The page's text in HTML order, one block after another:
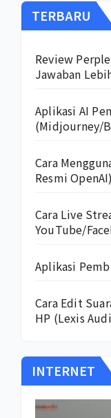
TERBARU
Review
Jawaban
Aplikasi AI
(Midjourney/
Cara
Resmi OpenAI)
Cara Live
YouTube/
Aplikasi
Cara Edit
HP (Lexis
INTERNET